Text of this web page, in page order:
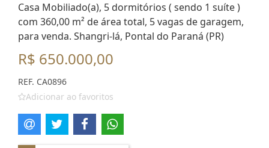
Casa Mobiliado(a), 5 dormitórios ( sendo 1 suíte )
com 360,00 m² de área total, 5 vagas de garagem,
para venda. Shangri-lá, Pontal do Paraná (PR)
R$ 650.000,00
REF. CA0896
Adicionar ao favoritos